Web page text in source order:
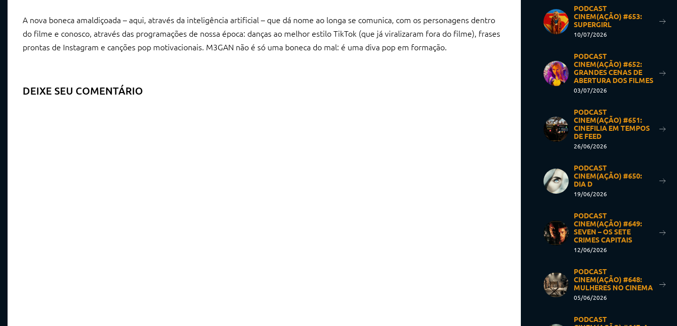
A nova boneca amaldiçoada – aqui, através da inteligência artificial – que dá nome ao longa se comunica, com os personagens dentro
do filme e conosco, através das programações de nossa época: danças ao melhor estilo TikTok (que já viralizaram fora do filme), frases
prontas de Instagram e canções pop motivacionais. M3GAN não é só uma boneca do mal: é uma diva pop em formação.
DEIXE SEU COMENTÁRIO
PODCAST
CINEM(AÇÃO) #653:
SUPERGIRL
10/07/2026
PODCAST
CINEM(AÇÃO) #652:
GRANDES CENAS DE
ABERTURA DOS FILMES
03/07/2026
PODCAST
CINEM(AÇÃO) #651:
CINEFILIA EM TEMPOS
DE FEED
26/06/2026
PODCAST
CINEM(AÇÃO) #650:
DIA D
19/06/2026
PODCAST
CINEM(AÇÃO) #649:
SEVEN – OS SETE
CRIMES CAPITAIS
12/06/2026
PODCAST
CINEM(AÇÃO) #648:
MULHERES NO CINEMA
05/06/2026
PODCAST